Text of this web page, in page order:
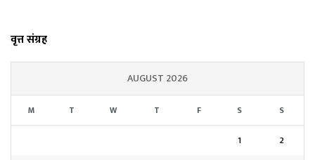
वृत्त संग्रह
AUGUST 2026
M T W T F S S
1
2